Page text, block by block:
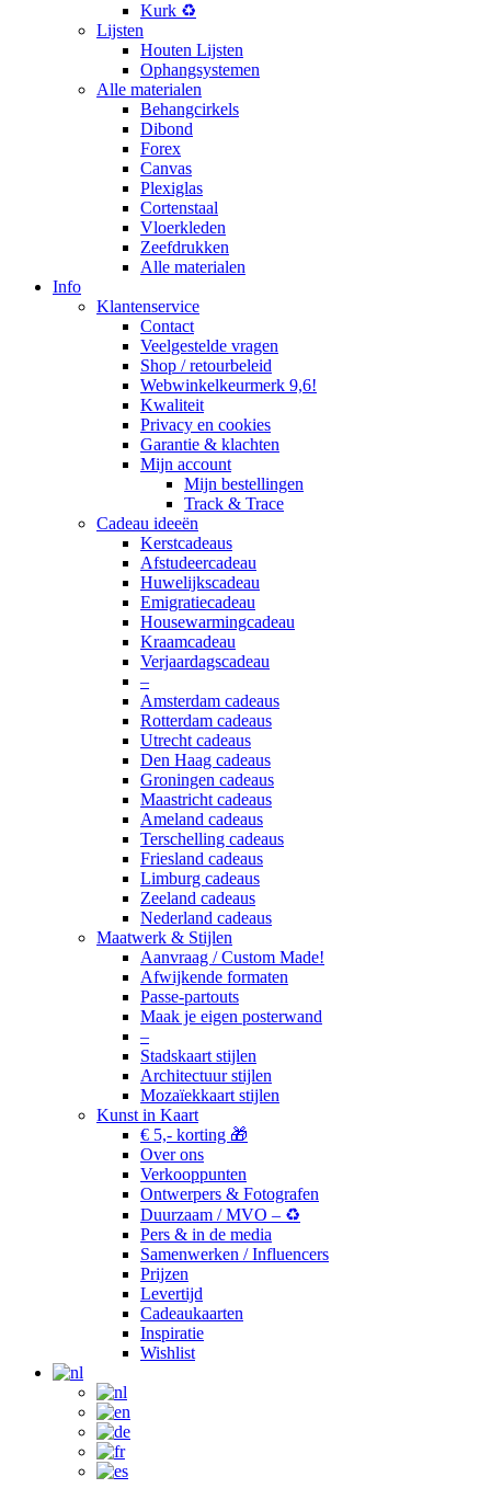
Kurk ♻️
Lijsten
Houten Lijsten
Ophangsystemen
Alle materialen
Behangcirkels
Dibond
Forex
Canvas
Plexiglas
Cortenstaal
Vloerkleden
Zeefdrukken
Alle materialen
Info
Klantenservice
Contact
Veelgestelde vragen
Shop / retourbeleid
Webwinkelkeurmerk 9,6!
Kwaliteit
Privacy en cookies
Garantie & klachten
Mijn account
Mijn bestellingen
Track & Trace
Cadeau ideeën
Kerstcadeaus
Afstudeercadeau
Huwelijkscadeau
Emigratiecadeau
Housewarmingcadeau
Kraamcadeau
Verjaardagscadeau
–
Amsterdam cadeaus
Rotterdam cadeaus
Utrecht cadeaus
Den Haag cadeaus
Groningen cadeaus
Maastricht cadeaus
Ameland cadeaus
Terschelling cadeaus
Friesland cadeaus
Limburg cadeaus
Zeeland cadeaus
Nederland cadeaus
Maatwerk & Stijlen
Aanvraag / Custom Made!
Afwijkende formaten
Passe-partouts
Maak je eigen posterwand
–
Stadskaart stijlen
Architectuur stijlen
Mozaïekkaart stijlen
Kunst in Kaart
€ 5,- korting 🎁
Over ons
Verkooppunten
Ontwerpers & Fotografen
Duurzaam / MVO – ♻️
Pers & in de media
Samenwerken / Influencers
Prijzen
Levertijd
Cadeaukaarten
Inspiratie
Wishlist